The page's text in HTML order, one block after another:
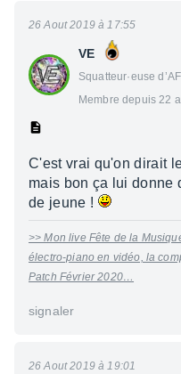
VE
Squatteur·euse d’AF
Membre depuis 22
26 Aout 2019 à 17:55
C'est vrai qu'on dirait
mais bon ça lui donne
de jeune !
>> Mon live Fête de la
électro-piano en vidéo, la
Patch Février 2020…
signaler
26 Aout 2019 à 19:01